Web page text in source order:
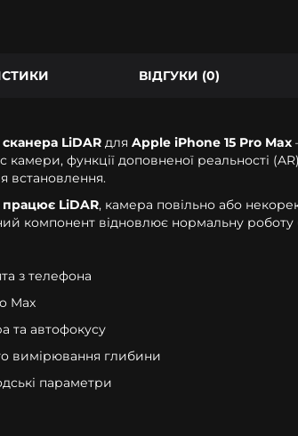
ВІДГУКИ (0)
LiDAR для Apple iPhone 15 Pro Max
камери, функції доповненої реальності
встановлення.
працює LiDAR, камера повільно або
компонент відновлює нормальну роботу
з телефона
Max
та автофокусу
вимірювання глибини
параметри